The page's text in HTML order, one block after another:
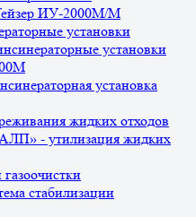
ИУ-2000М/М
установки
установки
установка
жидких отходов
- утилизация жидких
стабилизации